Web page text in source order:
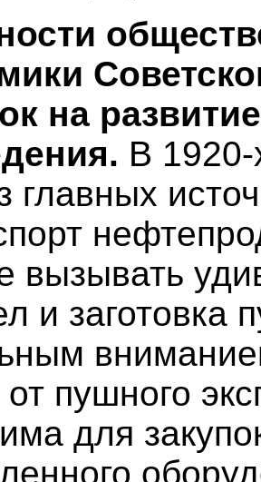
на
В
главных
вызывать
и заготовка
пушного
для